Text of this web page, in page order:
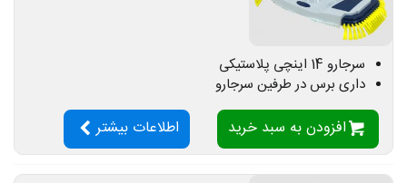
سرجارو 14 اینچی پلاستیکی
داری برس در طرفین سرجارو
افزودن به سبد خرید اطلاعات بیشتر